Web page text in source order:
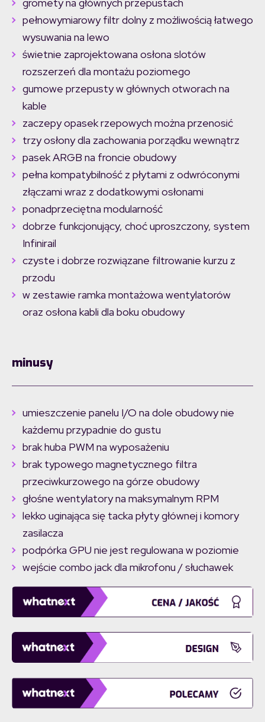
pełnowymiarowy filtr dolny z możliwością łatwego
wysuwania na lewo
świetnie zaprojektowana osłona slotów
rozszerzeń dla montażu poziomego
gumowe przepusty w głównych otworach na
kable
zaczepy opasek rzepowych można przenosić
trzy osłony dla zachowania porządku wewnątrz
pasek ARGB na froncie obudowy
pełna kompatybilność z płytami z odwróconymi
złączami wraz z dodatkowymi osłonami
ponadprzeciętna modularność
dobrze funkcjonujący, choć uproszczony, system
Infinirail
czyste i dobrze rozwiązane filtrowanie kurzu z
przodu
w zestawie ramka montażowa wentylatorów
oraz osłona kabli dla boku obudowy
minusy
umieszczenie panelu I/O na dole obudowy nie
każdemu przypadnie do gustu
brak huba PWM na wyposażeniu
brak typowego magnetycznego filtra
przeciwkurzowego na górze obudowy
głośne wentylatory na maksymalnym RPM
lekko uginająca się tacka płyty głównej i komory
zasilacza
podpórka GPU nie jest regulowana w poziomie
wejście combo jack dla mikrofonu / słuchawek